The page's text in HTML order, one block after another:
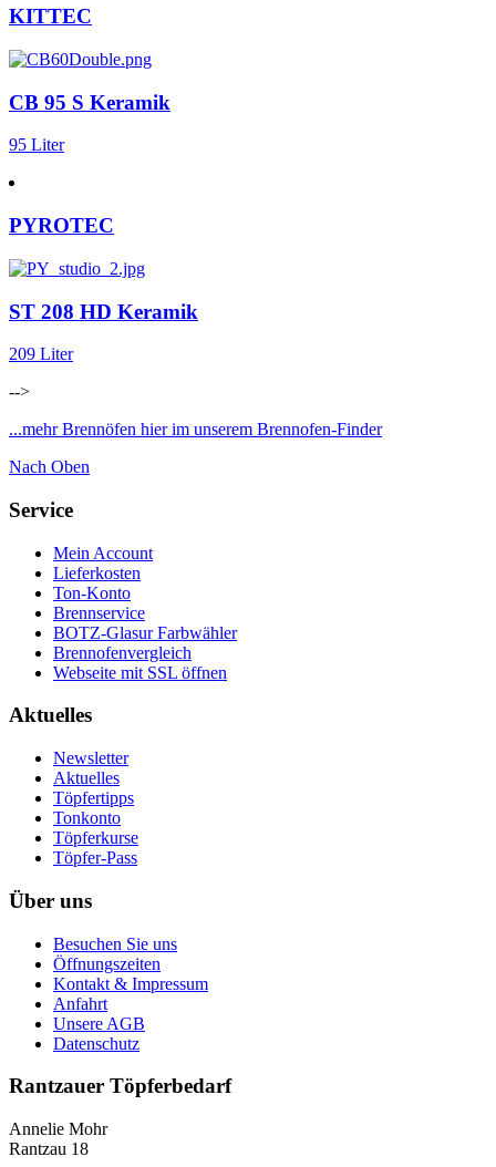
KITTEC
CB 95 S Keramik
95 Liter
PYROTEC
ST 208 HD Keramik
209 Liter
-->
...mehr Brennöfen hier im unserem Brennofen-Finder
Nach Oben
Service
Mein Account
Lieferkosten
Ton-Konto
Brennservice
BOTZ-Glasur Farbwähler
Brennofenvergleich
Webseite mit SSL öffnen
Aktuelles
Newsletter
Aktuelles
Töpfertipps
Tonkonto
Töpferkurse
Töpfer-Pass
Über uns
Besuchen Sie uns
Öffnungszeiten
Kontakt & Impressum
Anfahrt
Unsere AGB
Datenschutz
Rantzauer Töpferbedarf
Annelie Mohr
Rantzau 18